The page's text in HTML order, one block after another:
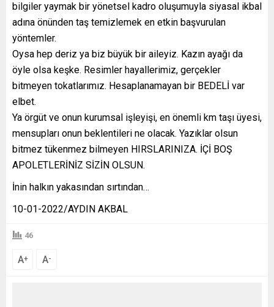
bilgiler yaymak bir yönetsel kadro oluşumuyla siyasal ikbal
adına önünden taş temizlemek en etkin başvurulan
yöntemler.
Oysa hep deriz ya biz büyük bir aileyiz. Kazın ayağı da
öyle olsa keşke. Resimler hayallerimiz, gerçekler
bitmeyen tokatlarımız. Hesaplanamayan bir BEDELİ var
elbet.
Ya örgüt ve onun kurumsal işleyişi, en önemli km taşı üyesi,
mensupları onun beklentileri ne olacak. Yazıklar olsun
bitmez tükenmez bilmeyen HIRSLARINIZA. İÇİ BOŞ
APOLETLERİNİZ SİZİN OLSUN.
İnin halkın yakasından sırtından…
10-01-2022/AYDIN AKBAL
46
A+ A-